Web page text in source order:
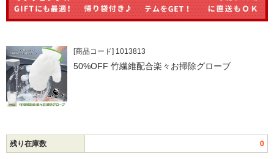
[商品コード] 1013813
50%OFF 竹繊維配合楽々お掃除グローブ
残り在庫数 0